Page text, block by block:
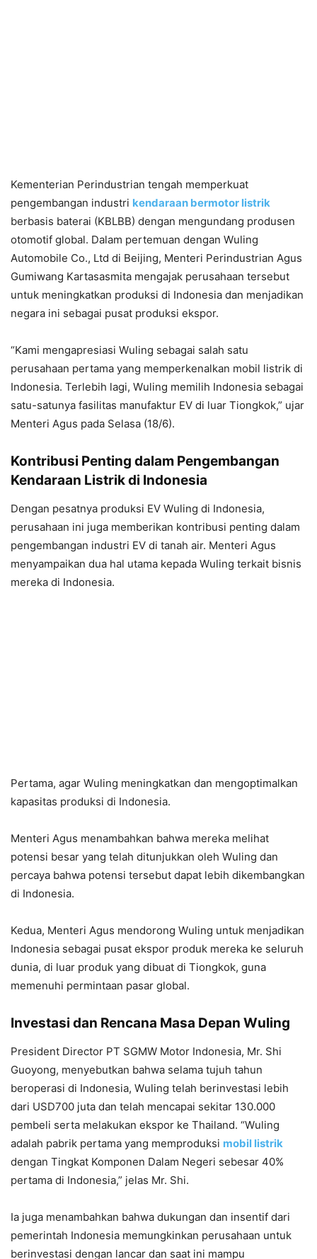
Kementerian Perindustrian tengah memperkuat
pengembangan industri kendaraan bermotor listrik
berbasis baterai (KBLBB) dengan mengundang produsen
otomotif global. Dalam pertemuan dengan Wuling
Automobile Co., Ltd di Beijing, Menteri Perindustrian Agus
Gumiwang Kartasasmita mengajak perusahaan tersebut
untuk meningkatkan produksi di Indonesia dan menjadikan
negara ini sebagai pusat produksi ekspor.
“Kami mengapresiasi Wuling sebagai salah satu
perusahaan pertama yang memperkenalkan mobil listrik di
Indonesia. Terlebih lagi, Wuling memilih Indonesia sebagai
satu-satunya fasilitas manufaktur EV di luar Tiongkok,” ujar
Menteri Agus pada Selasa (18/6).
Kontribusi Penting dalam Pengembangan
Kendaraan Listrik di Indonesia
Dengan pesatnya produksi EV Wuling di Indonesia,
perusahaan ini juga memberikan kontribusi penting dalam
pengembangan industri EV di tanah air. Menteri Agus
menyampaikan dua hal utama kepada Wuling terkait bisnis
mereka di Indonesia.
Pertama, agar Wuling meningkatkan dan mengoptimalkan
kapasitas produksi di Indonesia.
Menteri Agus menambahkan bahwa mereka melihat
potensi besar yang telah ditunjukkan oleh Wuling dan
percaya bahwa potensi tersebut dapat lebih dikembangkan
di Indonesia.
Kedua, Menteri Agus mendorong Wuling untuk menjadikan
Indonesia sebagai pusat ekspor produk mereka ke seluruh
dunia, di luar produk yang dibuat di Tiongkok, guna
memenuhi permintaan pasar global.
Investasi dan Rencana Masa Depan Wuling
President Director PT SGMW Motor Indonesia, Mr. Shi
Guoyong, menyebutkan bahwa selama tujuh tahun
beroperasi di Indonesia, Wuling telah berinvestasi lebih
dari USD700 juta dan telah mencapai sekitar 130.000
pembeli serta melakukan ekspor ke Thailand. “Wuling
adalah pabrik pertama yang memproduksi mobil listrik
dengan Tingkat Komponen Dalam Negeri sebesar 40%
pertama di Indonesia,” jelas Mr. Shi.
Ia juga menambahkan bahwa dukungan dan insentif dari
pemerintah Indonesia memungkinkan perusahaan untuk
berinvestasi dengan lancar dan saat ini mampu